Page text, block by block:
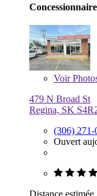
Voir
479 N Broad St
Regina, SK
(306) 271-
Ouvert
Distance estimée